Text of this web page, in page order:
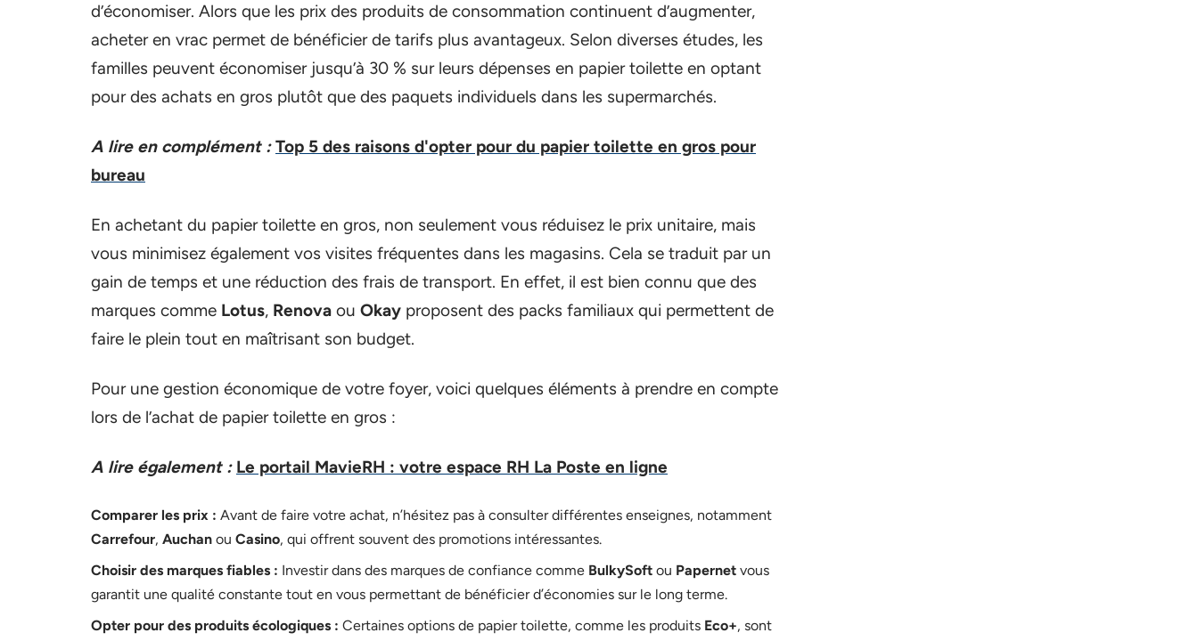
d’économiser. Alors que les prix des produits de consommation continuent d’augmenter,
acheter en vrac permet de bénéficier de tarifs plus avantageux. Selon diverses études, les
familles peuvent économiser jusqu’à 30 % sur leurs dépenses en papier toilette en optant
pour des achats en gros plutôt que des paquets individuels dans les supermarchés.
A lire en complément : Top 5 des raisons d'opter pour du papier toilette en gros pour
bureau
En achetant du papier toilette en gros, non seulement vous réduisez le prix unitaire, mais
vous minimisez également vos visites fréquentes dans les magasins. Cela se traduit par un
gain de temps et une réduction des frais de transport. En effet, il est bien connu que des
marques comme Lotus, Renova ou Okay proposent des packs familiaux qui permettent de
faire le plein tout en maîtrisant son budget.
Pour une gestion économique de votre foyer, voici quelques éléments à prendre en compte
lors de l’achat de papier toilette en gros :
A lire également : Le portail MavieRH : votre espace RH La Poste en ligne
Comparer les prix : Avant de faire votre achat, n’hésitez pas à consulter différentes enseignes, notamment
Carrefour, Auchan ou Casino, qui offrent souvent des promotions intéressantes.
Choisir des marques fiables : Investir dans des marques de confiance comme BulkySoft ou Papernet vous
garantit une qualité constante tout en vous permettant de bénéficier d’économies sur le long terme.
Opter pour des produits écologiques : Certaines options de papier toilette, comme les produits Eco+, sont